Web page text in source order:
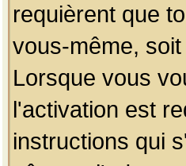
requièrent que
vous-même,
Lorsque vous
l'activation est
instructions qui